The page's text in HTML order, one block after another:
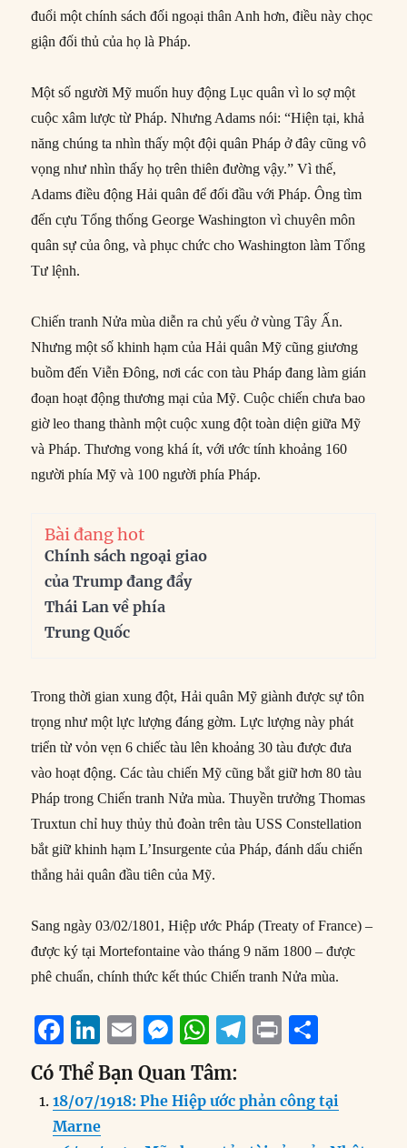
đuổi một chính sách đối ngoại thân Anh hơn, điều này chọc
giận đối thủ của họ là Pháp.
Một số người Mỹ muốn huy động Lục quân vì lo sợ một
cuộc xâm lược từ Pháp. Nhưng Adams nói: “Hiện tại, khả
năng chúng ta nhìn thấy một đội quân Pháp ở đây cũng vô
vọng như nhìn thấy họ trên thiên đường vậy.” Vì thế,
Adams điều động Hải quân để đối đầu với Pháp. Ông tìm
đến cựu Tổng thống George Washington vì chuyên môn
quân sự của ông, và phục chức cho Washington làm Tổng
Tư lệnh.
Chiến tranh Nửa mùa diễn ra chủ yếu ở vùng Tây Ấn.
Nhưng một số khinh hạm của Hải quân Mỹ cũng giương
buồm đến Viễn Đông, nơi các con tàu Pháp đang làm gián
đoạn hoạt động thương mại của Mỹ. Cuộc chiến chưa bao
giờ leo thang thành một cuộc xung đột toàn diện giữa Mỹ
và Pháp. Thương vong khá ít, với ước tính khoảng 160
người phía Mỹ và 100 người phía Pháp.
Bài đang hot
Chính sách ngoại giao
của Trump đang đẩy
Thái Lan về phía
Trung Quốc
Trong thời gian xung đột, Hải quân Mỹ giành được sự tôn
trọng như một lực lượng đáng gờm. Lực lượng này phát
triển từ vỏn vẹn 6 chiếc tàu lên khoảng 30 tàu được đưa
vào hoạt động. Các tàu chiến Mỹ cũng bắt giữ hơn 80 tàu
Pháp trong Chiến tranh Nửa mùa. Thuyền trưởng Thomas
Truxtun chỉ huy thủy thủ đoàn trên tàu USS Constellation
bắt giữ khinh hạm L’Insurgente của Pháp, đánh dấu chiến
thắng hải quân đầu tiên của Mỹ.
Sang ngày 03/02/1801, Hiệp ước Pháp (Treaty of France) –
được ký tại Mortefontaine vào tháng 9 năm 1800 – được
phê chuẩn, chính thức kết thúc Chiến tranh Nửa mùa.
F
a
c
e
Li
n
k
e
E
m
ai
l
M
e
ss
e
W
h
at
s
T
e
g
P
n
t
a
re
Có Thể Bạn Quan Tâm:
18/07/1918: Phe Hiệp ước phản công tại
Marne